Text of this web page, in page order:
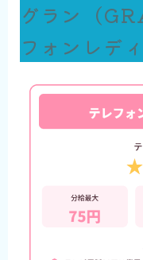
グラン（
フォンレデ